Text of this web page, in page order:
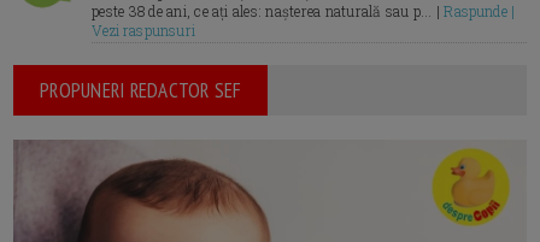
peste 38 de ani, ce ați ales: nașterea naturală sau p... |Raspunde |
Vezi raspunsuri
PROPUNERI REDACTOR SEF